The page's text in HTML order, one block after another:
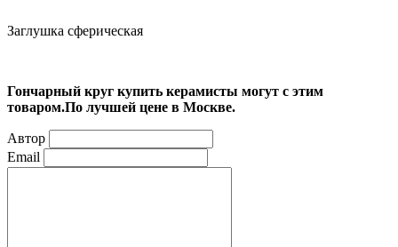
Заглушка сферическая
Гончарный круг купить керамисты могут с этим
товаром.По лучшей цене в Москве.
Автор
Email